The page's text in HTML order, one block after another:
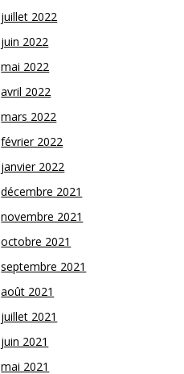
juillet 2022
juin 2022
mai 2022
avril 2022
mars 2022
février 2022
janvier 2022
décembre 2021
novembre 2021
octobre 2021
septembre 2021
août 2021
juillet 2021
juin 2021
mai 2021